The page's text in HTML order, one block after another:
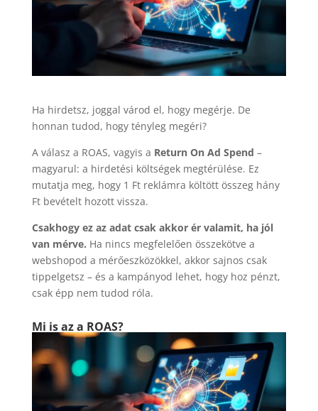
Ha hirdetsz, joggal várod el, hogy megérje. De
honnan tudod, hogy tényleg megéri?
A válasz a ROAS, vagyis a Return On Ad Spend –
magyarul: a hirdetési költségek megtérülése. Ez
mutatja meg, hogy 1 Ft reklámra költött összeg hány
Ft bevételt hozott vissza.
Csakhogy ez az adat csak akkor ér valamit, ha jól
van mérve. Ha nincs megfelelően összekötve a
webshopod a mérőeszközökkel, akkor sajnos csak
tippelgetsz – és a kampányod lehet, hogy hoz pénzt,
csak épp nem tudod róla.
Mi is az a ROAS?